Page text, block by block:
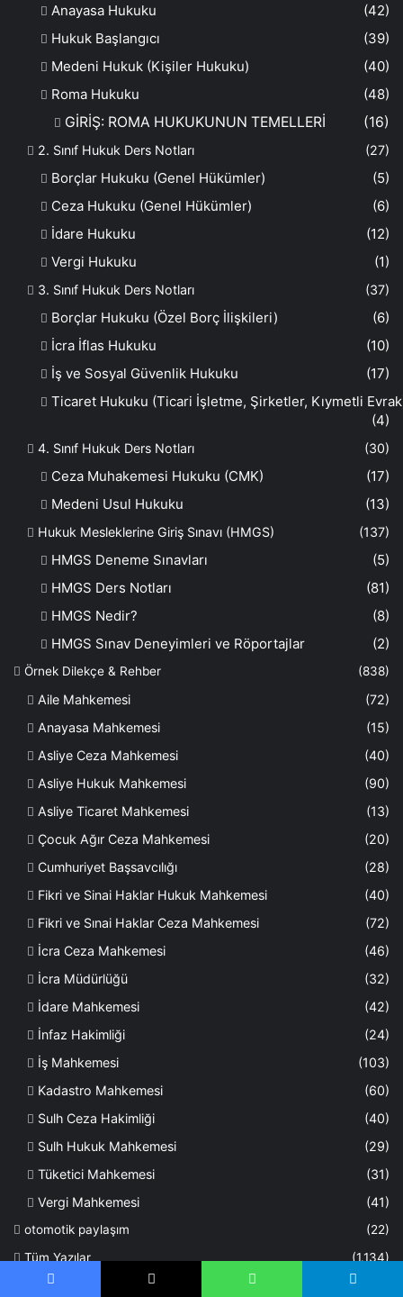
Anayasa Hukuku
(42)
Hukuk Başlangıcı
(39)
Medeni Hukuk (Kişiler Hukuku)
(40)
Roma Hukuku
(48)
GİRİŞ: ROMA HUKUKUNUN TEMELLERİ
(16)
2. Sınıf Hukuk Ders Notları (27)
Borçlar Hukuku (Genel Hükümler)
(5)
Ceza Hukuku (Genel Hükümler)
(6)
İdare Hukuku
(12)
Vergi Hukuku
(1)
3. Sınıf Hukuk Ders Notları (37)
Borçlar Hukuku (Özel Borç İlişkileri)
(6)
İcra İflas Hukuku
(10)
İş ve Sosyal Güvenlik Hukuku
(17)
Ticaret Hukuku (Ticari İşletme, Şirketler, Kıymetli
(4)
4. Sınıf Hukuk Ders Notları (30)
Ceza Muhakemesi Hukuku (CMK)
(17)
Medeni Usul Hukuku
(13)
Hukuk Mesleklerine Giriş Sınavı (HMGS) (137)
HMGS Deneme Sınavları
(5)
HMGS Ders Notları
(81)
HMGS Nedir?
(8)
HMGS Sınav Deneyimleri ve Röportajlar
(2)
Örnek Dilekçe & Rehber (838)
Aile Mahkemesi
(72)
Anayasa Mahkemesi
(15)
Asliye Ceza Mahkemesi
(40)
Asliye Hukuk Mahkemesi
(90)
Asliye Ticaret Mahkemesi
(13)
Çocuk Ağır Ceza Mahkemesi
(20)
Cumhuriyet Başsavcılığı
(28)
Fikri ve Sinai Haklar Hukuk Mahkemesi
(40)
Fikri ve Sınai Haklar Ceza Mahkemesi
(72)
İcra Ceza Mahkemesi
(46)
İcra Müdürlüğü
(32)
İdare Mahkemesi
(42)
İnfaz Hakimliği
(24)
İş Mahkemesi
(103)
Kadastro Mahkemesi
(60)
Sulh Ceza Hakimliği
(40)
Sulh Hukuk Mahkemesi
(29)
Tüketici Mahkemesi
(31)
Vergi Mahkemesi
(41)
otomotik paylaşım
(22)
Tüm Yazılar
(1.134)